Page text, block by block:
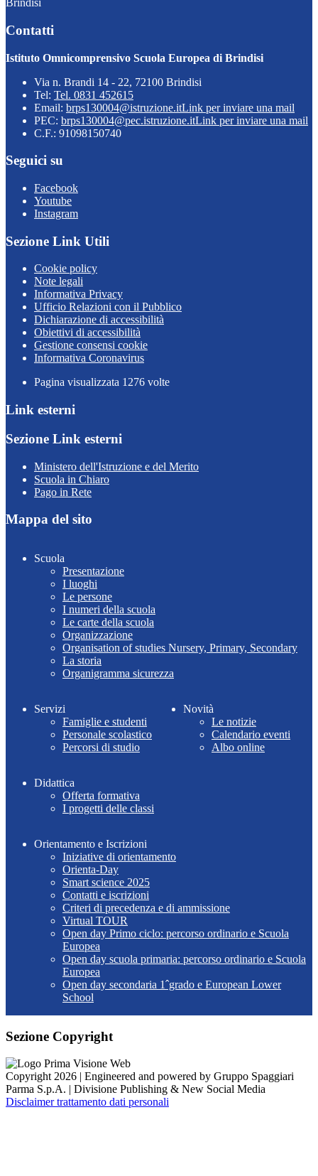
Brindisi
Contatti
Istituto Omnicomprensivo Scuola Europea di Brindisi
Via n. Brandi 14 - 22, 72100 Brindisi
Tel: Tel. 0831 452615
Email: brps130004@istruzione.itLink per inviare una mail
PEC: brps130004@pec.istruzione.itLink per inviare una mail
C.F.: 91098150740
Seguici su
Facebook
Youtube
Instagram
Sezione Link Utili
Cookie policy
Note legali
Informativa Privacy
Ufficio Relazioni con il Pubblico
Dichiarazione di accessibilità
Obiettivi di accessibilità
Gestione consensi cookie
Informativa Coronavirus
Pagina visualizzata 1276 volte
Link esterni
Sezione Link esterni
Ministero dell'Istruzione e del Merito
Scuola in Chiaro
Pago in Rete
Mappa del sito
Scuola
Presentazione
I luoghi
Le persone
I numeri della scuola
Le carte della scuola
Organizzazione
Organisation of studies Nursery, Primary, Secondary
La storia
Organigramma sicurezza
Servizi
Famiglie e studenti
Personale scolastico
Percorsi di studio
Novità
Le notizie
Calendario eventi
Albo online
Didattica
Offerta formativa
I progetti delle classi
Orientamento e Iscrizioni
Iniziative di orientamento
Orienta-Day
Smart science 2025
Contatti e iscrizioni
Criteri di precedenza e di ammissione
Virtual TOUR
Open day Primo ciclo: percorso ordinario e Scuola
Europea
Open day scuola primaria: percorso ordinario e Scuola
Europea
Open day secondaria 1ˆgrado e European Lower
School
Sezione Copyright
Copyright 2026 | Engineered and powered by Gruppo Spaggiari
Parma S.p.A. | Divisione Publishing & New Social Media
Disclaimer trattamento dati personali